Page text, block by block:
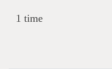
1 time